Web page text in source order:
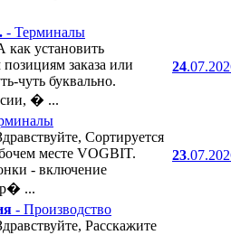
- Терминалы
как установить
заказа или
чуть буквально.
� ...
24
Сортируется
месте VOGBIT.
- включение
...
23
- Производство
Расскажите